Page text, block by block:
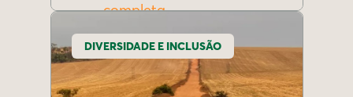
completa
DIVERSIDADE E INCLUSÃO